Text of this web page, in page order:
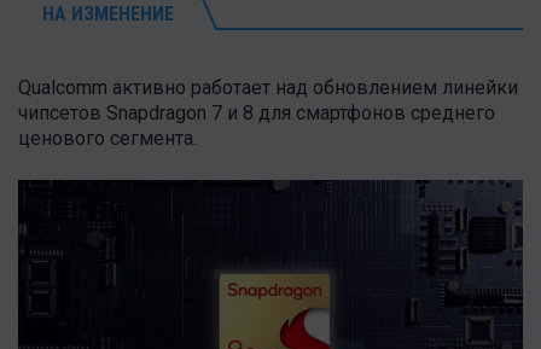
НА ИЗМЕНЕНИЕ
Qualcomm активно работает над обновлением линейки
чипсетов Snapdragon 7 и 8 для смартфонов среднего
ценового сегмента.